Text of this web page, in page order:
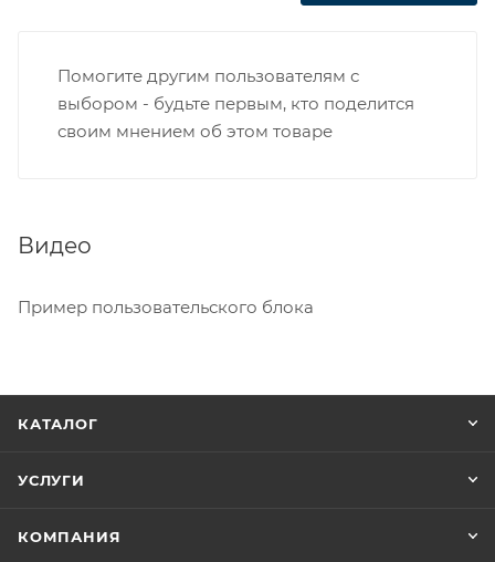
Помогите другим пользователям с
выбором - будьте первым, кто поделится
своим мнением об этом товаре
Видео
Пример пользовательского блока
КАТАЛОГ
УСЛУГИ
КОМПАНИЯ